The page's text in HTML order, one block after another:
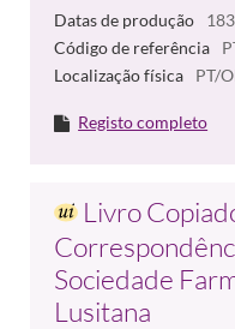
Datas de produção
Código de referência
Localização física
PT/
Registo completo
Livro
Sociedade
Lusitana